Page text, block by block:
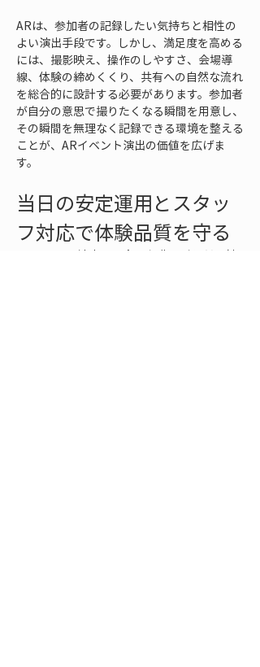
ARは、参加者の記録したい気持ちと相性の
よい演出手段です。しかし、満足度を高める
には、撮影映え、操作のしやすさ、会場導
線、体験の締めくくり、共有への自然な流れ
を総合的に設計する必要があります。参加者
が自分の意思で撮りたくなる瞬間を用意し、
その瞬間を無理なく記録できる環境を整える
ことが、ARイベント演出の価値を広げま
す。
当日の安定運用とスタッ
フ対応で体験品質を守る
ARイベント演出は、企画段階でどれだけ魅